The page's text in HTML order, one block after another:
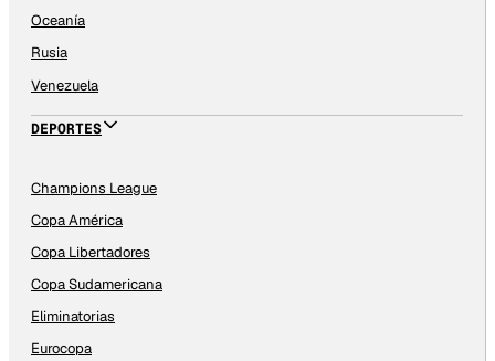
Oceanía
Rusia
Venezuela
DEPORTES
Champions League
Copa América
Copa Libertadores
Copa Sudamericana
Eliminatorias
Eurocopa